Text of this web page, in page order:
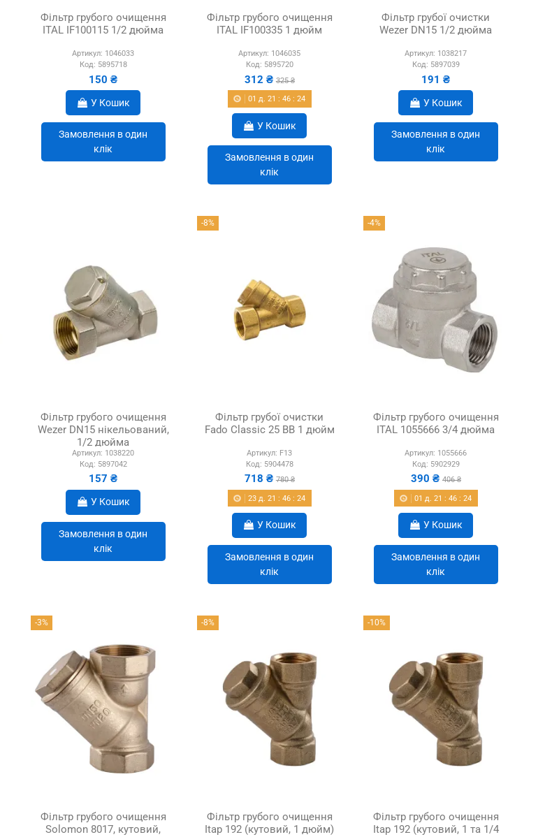
Фільтр грубого очищення
ITAL IF100115 1/2 дюйма
Артикул: 1046033
Код: 5895718
150 ₴
У Кошик
Замовлення в один
клік
Фільтр грубого очищення
ITAL IF100335 1 дюйм
Артикул: 1046035
Код: 5895720
312 ₴ 325 ₴
01 д. 21 :46 :22
У Кошик
Замовлення в один
клік
Фільтр грубої очистки
Wezer DN15 1/2 дюйма
Артикул: 1038217
Код: 5897039
191 ₴
У Кошик
Замовлення в один
клік
Фільтр грубого очищення
Wezer DN15 нікельований,
1/2 дюйма
Артикул: 1038220
Код: 5897042
157 ₴
У Кошик
Замовлення в один
клік
-8%
Фільтр грубої очистки
Fado Сlassic 25 ВВ 1 дюйм
Артикул: F13
Код: 5904478
718 ₴ 780 ₴
23 д. 21 :46 :22
У Кошик
Замовлення в один
клік
-4%
Фільтр грубого очищення
ITAL 1055666 3/4 дюйма
Артикул: 1055666
Код: 5902929
390 ₴ 406 ₴
01 д. 21 :46 :22
У Кошик
Замовлення в один
клік
-3%
Фільтр грубого очищення
Solomon 8017, кутовий,
-8%
Фільтр грубого очищення
Itap 192 (кутовий, 1 дюйм)
-10%
Фільтр грубого очищення
Itap 192 (кутовий, 1 та 1/4